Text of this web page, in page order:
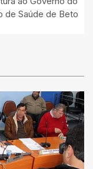
de Saúde de Beto